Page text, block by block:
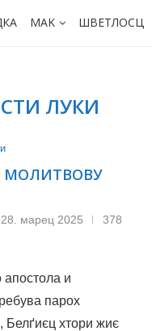
МАK ШВЕТЛОСЦ
ЛУКИ
МОЛИТВОВУ
28. марец 2025
378
и
парох
хтори жиє